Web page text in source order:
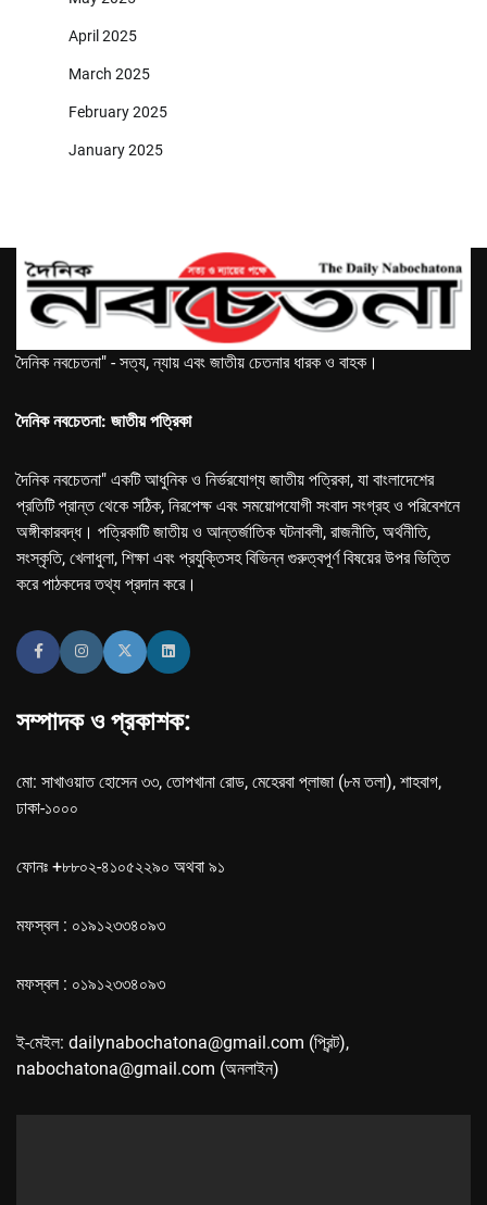
April 2025
March 2025
February 2025
January 2025
দৈনিক নবচেতনা" - সত্য, ন্যায় এবং জাতীয় চেতনার ধারক ও বাহক।
দৈনিক নবচেতনা: জাতীয় পত্রিকা
দৈনিক নবচেতনা" একটি আধুনিক ও নির্ভরযোগ্য জাতীয় পত্রিকা, যা বাংলাদেশের
প্রতিটি প্রান্ত থেকে সঠিক, নিরপেক্ষ এবং সময়োপযোগী সংবাদ সংগ্রহ ও পরিবেশনে
অঙ্গীকারবদ্ধ। পত্রিকাটি জাতীয় ও আন্তর্জাতিক ঘটনাবলী, রাজনীতি, অর্থনীতি,
সংস্কৃতি, খেলাধুলা, শিক্ষা এবং প্রযুক্তিসহ বিভিন্ন গুরুত্বপূর্ণ বিষয়ের উপর ভিত্তি
করে পাঠকদের তথ্য প্রদান করে।
সম্পাদক ও প্রকাশক:
মো: সাখাওয়াত হোসেন ৩৩, তোপখানা রোড, মেহেরবা প্লাজা (৮ম তলা), শাহবাগ,
ঢাকা-১০০০
ফোনঃ +৮৮০২-৪১০৫২২৯০ অথবা ৯১
মফস্বল : ০১৯১২৩৩৪০৯৩
মফস্বল : ০১৯১২৩৩৪০৯৩
ই-মেইল: dailynabochatona@gmail.com (প্রিন্ট),
nabochatona@gmail.com (অনলাইন)